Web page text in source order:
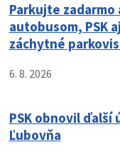
Parkujte
autobusom, PSK
záchytné
6. 8. 2026
PSK obnovil ďalší
Ľubovňa